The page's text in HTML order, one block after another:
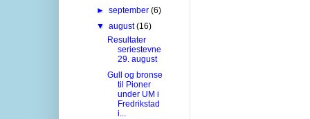
►september(6)
▼august(16)
Resultater
seriestevne
29. august
Gull og bronse
til Pioner
under UM i
Fredrikstad
i...